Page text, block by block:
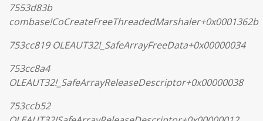
7553d83b
combase!CoCreateFreeThreadedMarshaler+0x0001362b
753cc819 OLEAUT32!_SafeArrayFreeData+0x00000034
753cc8a4
OLEAUT32!_SafeArrayReleaseDescriptor+0x00000038
753ccb52